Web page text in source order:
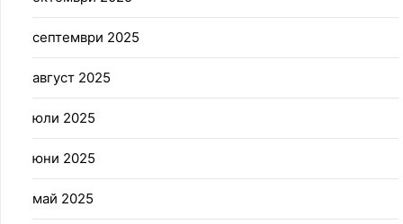
септември 2025
август 2025
юли 2025
юни 2025
май 2025